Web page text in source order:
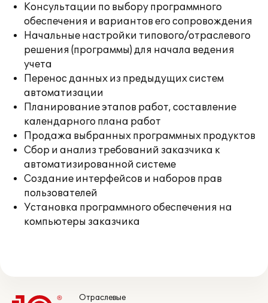
Консультации по выбору программного
обеспечения и вариантов его сопровождения
Начальные настройки типового/отраслевого
решения (программы) для начала ведения
учета
Перенос данных из предыдущих систем
автоматизации
Планирование этапов работ, составление
календарного плана работ
Продажа выбранных программных продуктов
Сбор и анализ требований заказчика к
автоматизированной системе
Создание интерфейсов и наборов прав
пользователей
Установка программного обеспечения на
компьютеры заказчика
Отраслевые